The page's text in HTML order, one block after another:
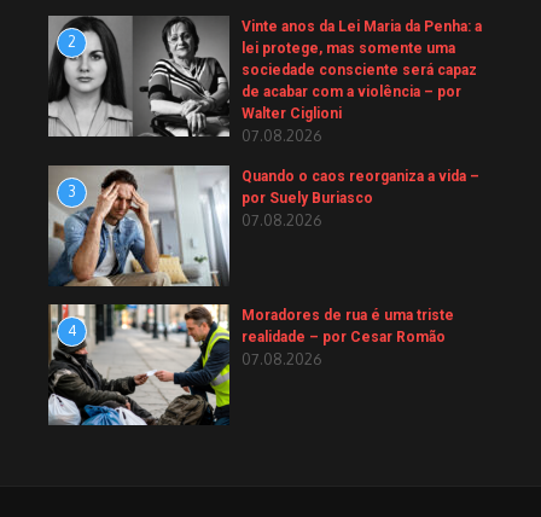
2
Vinte anos da Lei Maria da Penha: a
lei protege, mas somente uma
sociedade consciente será capaz
de acabar com a violência – por
Walter Ciglioni
07.08.2026
3
Quando o caos reorganiza a vida –
por Suely Buriasco
07.08.2026
4
Moradores de rua é uma triste
realidade – por Cesar Romão
07.08.2026